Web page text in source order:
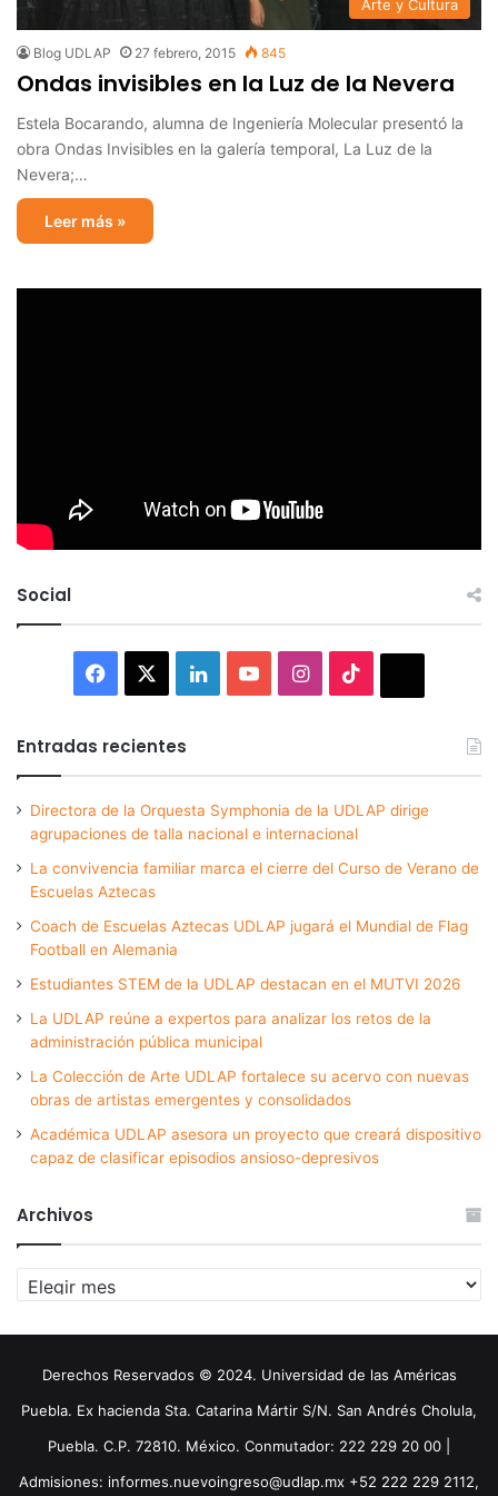
Arte y Cultura
Blog UDLAP 27 febrero, 2015 845
Ondas invisibles en la Luz de la Nevera
Estela Bocarando, alumna de Ingeniería Molecular presentó la
obra Ondas Invisibles en la galería temporal, La Luz de la
Nevera;…
Leer más »
Social
Facebook LinkedInYouTubeInstagram
Entradas recientes
Directora de la Orquesta Symphonia de la UDLAP dirige
agrupaciones de talla nacional e internacional
La convivencia familiar marca el cierre del Curso de Verano de
Escuelas Aztecas
Coach de Escuelas Aztecas UDLAP jugará el Mundial de Flag
Football en Alemania
Estudiantes STEM de la UDLAP destacan en el MUTVI 2026
La UDLAP reúne a expertos para analizar los retos de la
administración pública municipal
La Colección de Arte UDLAP fortalece su acervo con nuevas
obras de artistas emergentes y consolidados
Académica UDLAP asesora un proyecto que creará dispositivo
capaz de clasificar episodios ansioso-depresivos
Archivos
Archivos
Derechos Reservados © 2024. Universidad de las Américas
Puebla. Ex hacienda Sta. Catarina Mártir S/N. San Andrés Cholula,
Puebla. C.P. 72810. México. Conmutador: 222 229 20 00 |
Admisiones: informes.nuevoingreso@udlap.mx +52 222 229 2112,